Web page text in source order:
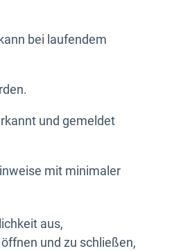
bei laufendem
und gemeldet
mit minimaler
aus,
und zu schließen,